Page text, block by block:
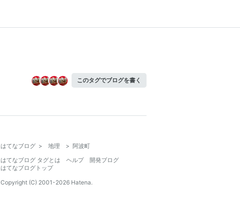
このタグでブログを書く
はてなブログ > 地理 > 阿波町
はてなブログ タグとは
ヘルプ
開発ブログ
はてなブログトップ
Copyright (C) 2001-2026 Hatena.